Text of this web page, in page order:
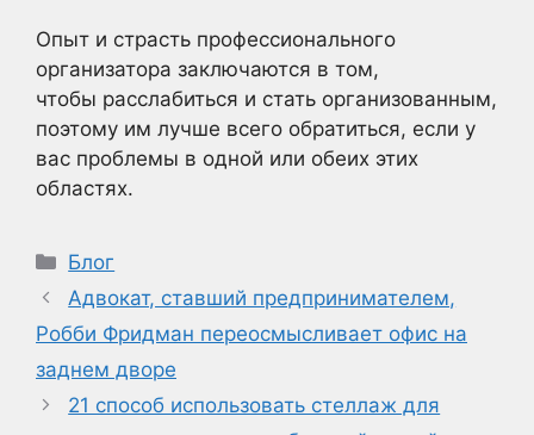
Опыт и страсть профессионального
организатора заключаются в том,
чтобы расслабиться и стать организованным,
поэтому им лучше всего обратиться, если у
вас проблемы в одной или обеих этих
областях.
Рубрики
Блог
Адвокат, ставший предпринимателем,
Робби Фридман переосмысливает офис на
заднем дворе
21 способ использовать стеллаж для